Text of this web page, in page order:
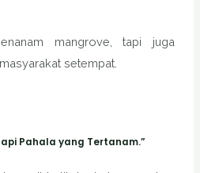
mangrove, tapi juga
setempat.
Pahala yang Tertanam.”